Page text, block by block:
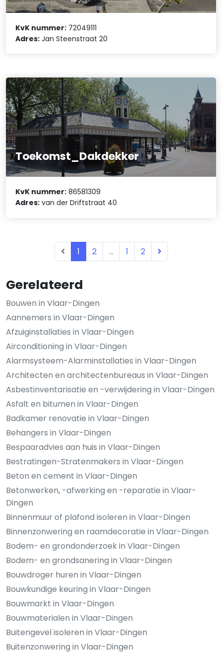
Gerelateerd
Bouwen in Vlaar-Dingen
Aannemers in Vlaar-Dingen
Afzuiginstallaties in Vlaar-Dingen
Airconditioning in Vlaar-Dingen
Alarmsysteem-Alarminstallaties in Vlaar-Dingen
Architecten en architectenbureaus in Vlaar-Dingen
Asbestinventarisatie en -verwijdering in Vlaar-Dingen
Asfalt en bitumen in Vlaar-Dingen
Badkamer renovatie in Vlaar-Dingen
Behangers in Vlaar-Dingen
Bespaaradvies aan huis in Vlaar-Dingen
Bestratingen-Stratenmakers in Vlaar-Dingen
Beton en cement in Vlaar-Dingen
Betonwerken, -afwerking en -reparatie in Vlaar-
Dingen
Binnenmuur of plafond isoleren in Vlaar-Dingen
Binnenzonwering en raamdecoratie in Vlaar-Dingen
Bodem- en grondonderzoek in Vlaar-Dingen
Bodem- en grondsanering in Vlaar-Dingen
Bouwdroger huren in Vlaar-Dingen
Bouwkundige keuring in Vlaar-Dingen
Bouwmarkt in Vlaar-Dingen
Bouwmaterialen in Vlaar-Dingen
Buitengevel isoleren in Vlaar-Dingen
Buitenzonwering in Vlaar-Dingen
KvK nummer: 72049111
Adres: Jan Steenstraat 20
Toekomst_Dakdekker
KvK nummer: 86581309
Adres: van der Driftstraat 40
1 2 ... 1 2